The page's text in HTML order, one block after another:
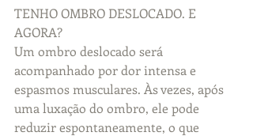
TENHO OMBRO DESLOCADO. E
AGORA?
Um ombro deslocado será
acompanhado por dor intensa e
espasmos musculares. Às vezes, após
uma luxação do ombro, ele pode
reduzir espontaneamente, o que